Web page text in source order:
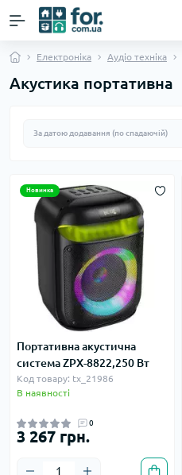
Електроніка Аудіо техніка
Акустика портативна
Новинка
Портативна акустична
система ZPX-8822,250 Вт
Код товару: tx_21986
В наявності
0
3 267 грн.